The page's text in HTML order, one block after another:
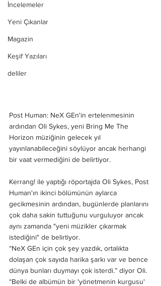
İncelemeler
Yeni Çıkanlar
Magazin
Keşif Yazıları
deliler
Post Human: NeX GEn'in ertelenmesinin
ardından Oli Sykes, yeni Bring Me The
Horizon müziğinin gelecek yıl
yayınlanabileceğini söylüyor ancak herhangi
bir vaat vermediğini de belirtiyor.
Kerrang! ile yaptığı röportajda Oli Sykes, Post
Human'ın ikinci bölümünün aylarca
gecikmesinin ardından, bugünlerde planlarını
çok daha sakin tuttuğunu vurguluyor ancak
aynı zamanda "yeni müzikler çıkarmak
istediğini" de belirtiyor.
“NeX GEn için çok şey yazdık, ortalıkta
dolaşan çok sayıda harika şarkı var ve bence
dünya bunları duymayı çok isterdi.” diyor Oli.
“Belki de albümün bir 'yönetmenin kurgusu'